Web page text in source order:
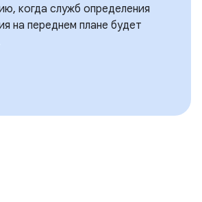
когда служб определения
на переднем плане будет